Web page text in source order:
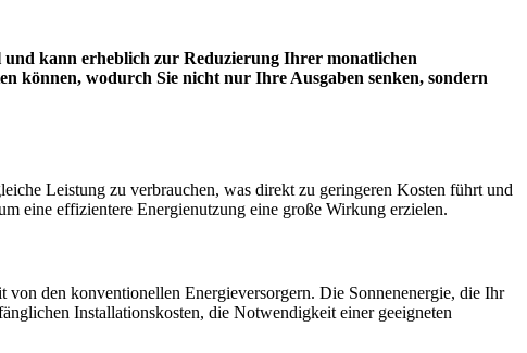
und kann erheblich zur Reduzierung Ihrer monatlichen
können, wodurch Sie nicht nur Ihre Ausgaben senken, sondern
Leistung zu verbrauchen, was direkt zu geringeren Kosten führt und
eine effizientere Energienutzung eine große Wirkung erzielen.
den konventionellen Energieversorgern. Die Sonnenenergie, die Ihr
Installationskosten, die Notwendigkeit einer geeigneten